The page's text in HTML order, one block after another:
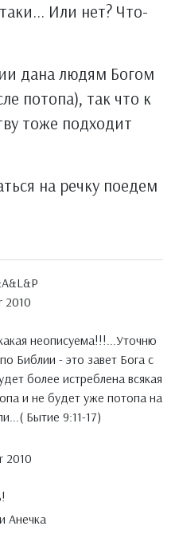
Или нет? Что-
дана людям Богом
потопа), так что к
тоже подходит
на речку поедем
2010
неописуема!!!...Уточню
Библии - это завет Бога с
более истреблена всякая
и не будет уже потопа на
Бытие 9:11-17)
2010
Анечка